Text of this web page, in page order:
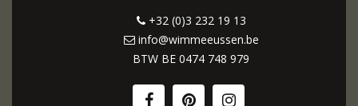
+32 (0)3 232 19 13
info@wimmeeussen.be
BTW BE 0474 748 979